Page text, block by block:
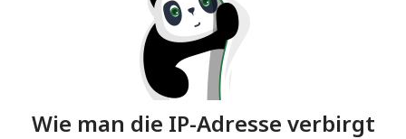
Wie man die IP-Adresse verbirgt